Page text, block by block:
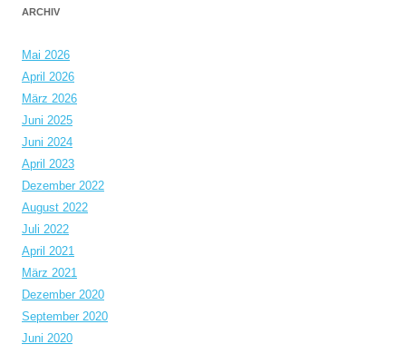
ARCHIV
Mai 2026
April 2026
März 2026
Juni 2025
Juni 2024
April 2023
Dezember 2022
August 2022
Juli 2022
April 2021
März 2021
Dezember 2020
September 2020
Juni 2020